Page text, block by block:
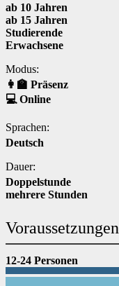
ab 10 Jahren
ab 15 Jahren
Studierende
Erwachsene
Modus:
👩‍🏫 Präsenz
💻 Online
Sprachen:
Deutsch
Dauer:
Doppelstunde
mehrere Stunden
Voraussetzungen
12-24 Personen